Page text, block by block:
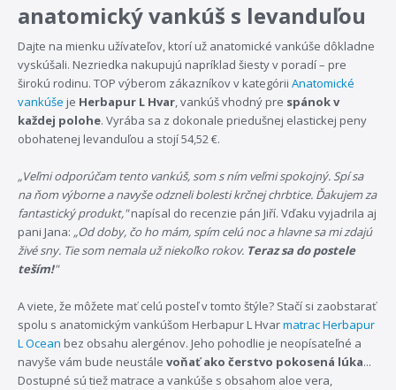
anatomický vankúš s levanduľou
Dajte na mienku užívateľov, ktorí už anatomické vankúše dôkladne
vyskúšali. Nezriedka nakupujú napríklad šiesty v poradí – pre
širokú rodinu. TOP výberom zákazníkov v kategórii Anatomické
vankúše je Herbapur L Hvar, vankúš vhodný pre spánok v
každej polohe. Vyrába sa z dokonale priedušnej elastickej peny
obohatenej levanduľou a stojí 54,52 €.
„Veľmi odporúčam tento vankúš, som s ním veľmi spokojný. Spí sa
na ňom výborne a navyše odzneli bolesti krčnej chrbtice. Ďakujem za
fantastický produkt,"napísal do recenzie pán Jiří. Vďaku vyjadrila aj
pani Jana: „Od doby, čo ho mám, spím celú noc a hlavne sa mi zdajú
živé sny. Tie som nemala už niekoľko rokov. Teraz sa do postele
teším!"
A viete, že môžete mať celú posteľ v tomto štýle? Stačí si zaobstarať
spolu s anatomickým vankúšom Herbapur L Hvarmatrac Herbapur
L Ocean bez obsahu alergénov. Jeho pohodlie je neopísateľné a
navyše vám bude neustále voňať ako čerstvo pokosená lúka...
Dostupné sú tiež matrace a vankúše s obsahom aloe vera,